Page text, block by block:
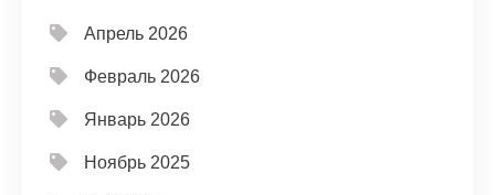
Апрель 2026
Февраль 2026
Январь 2026
Ноябрь 2025